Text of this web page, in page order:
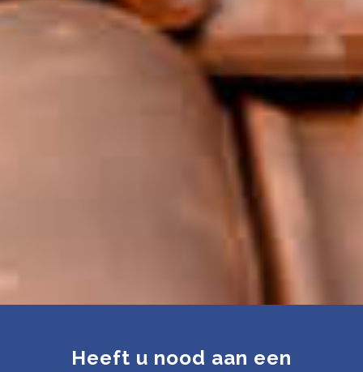
Heeft u nood aan een